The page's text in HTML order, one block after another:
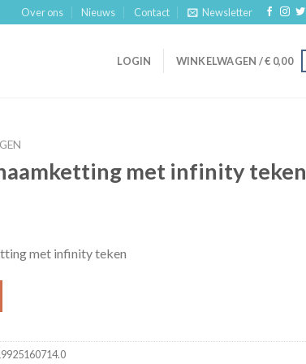
Over ons Nieuws Contact Newsletter
LOGIN WINKELWAGEN /€ 0,00
met infinity teken
met infinity teken